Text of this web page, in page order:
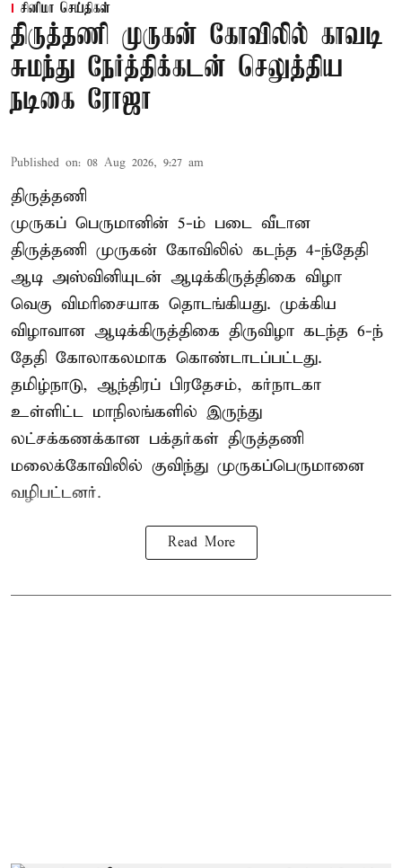
சினிமா செய்திகள்
திருத்தணி முருகன் கோவிலில் காவடி
சுமந்து நேர்த்திக்கடன் செலுத்திய
நடிகை ரோஜா
Published on: 08 Aug 2026, 9:27 am
திருத்தணி
முருகப் பெருமானின் 5-ம் படை வீடான
திருத்தணி முருகன் கோவிலில் கடந்த 4-ந்தேதி
ஆடி அஸ்வினியுடன் ஆடிக்கிருத்திகை விழா
வெகு விமரிசையாக தொடங்கியது. முக்கிய
விழாவான ஆடிக்கிருத்திகை திருவிழா கடந்த 6-ந்
தேதி கோலாகலமாக கொண்டாடப்பட்டது.
தமிழ்நாடு, ஆந்திரப் பிரதேசம், கர்நாடகா
உள்ளிட்ட மாநிலங்களில் இருந்து
லட்சக்கணக்கான பக்தர்கள் திருத்தணி
மலைக்கோவிலில் குவிந்து முருகப்பெருமானை
வழிபட்டனர்.
Read More